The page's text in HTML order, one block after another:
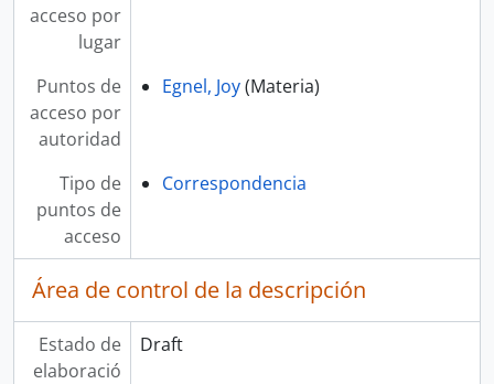
acceso por
lugar
Puntos de
acceso por
autoridad
Egnel, Joy(Materia)
Tipo de
puntos de
acceso
Correspondencia
Área de control de la descripción
Estado de
elaboració
Draft